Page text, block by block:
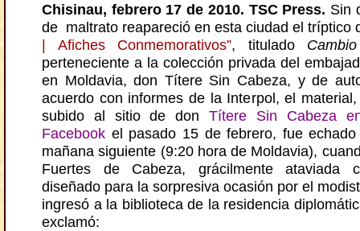
Chisinau, febrero 17 de 2010. TSC Press. Sin
de maltrato reapareció en esta ciudad el tríptico
| Afiches Conmemorativos”, titulado
perteneciente a la colección privada del
en Moldavia, don Títere Sin Cabeza, y de
acuerdo con informes de la Interpol, el
subido al sitio de donTítere Sin Cabeza
Facebook el pasado 15 de febrero, fue
mañana siguiente (9:20 hora de Moldavia),
Fuertes de Cabeza, grácilmente ataviada
diseñado para la sorpresiva ocasión por el
ingresó a la biblioteca de la residencia
exclamó: